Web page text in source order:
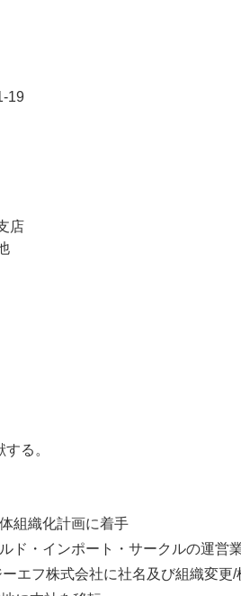
19
店
る。
組織化計画に着手
・インポート・サークルの運営
フ株式会社に社名及び組織変更/